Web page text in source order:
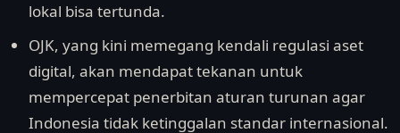
lokal bisa tertunda.
OJK, yang kini memegang kendali regulasi aset
digital, akan mendapat tekanan untuk
mempercepat penerbitan aturan turunan agar
Indonesia tidak ketinggalan standar internasional.